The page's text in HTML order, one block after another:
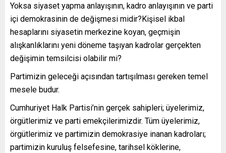
Yoksa siyaset yapma anlayışının, kadro anlayışının ve parti
içi demokrasinin de değişmesi midir?Kişisel ikbal
hesaplarını siyasetin merkezine koyan, geçmişin
alışkanlıklarını yeni döneme taşıyan kadrolar gerçekten
değişimin temsilcisi olabilir mi?
Partimizin geleceği açısından tartışılması gereken temel
mesele budur.
Cumhuriyet Halk Partisi’nin gerçek sahipleri; üyelerimiz,
örgütlerimiz ve parti emekçilerimizdir. Tüm üyelerimiz,
örgütlerimiz ve partimizin demokrasiye inanan kadroları;
partimizin kuruluş felsefesine, tarihsel köklerine,